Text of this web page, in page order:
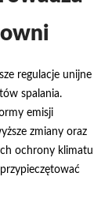
regulacje unijne
spalania.
emisji
zmiany oraz
ochrony klimatu